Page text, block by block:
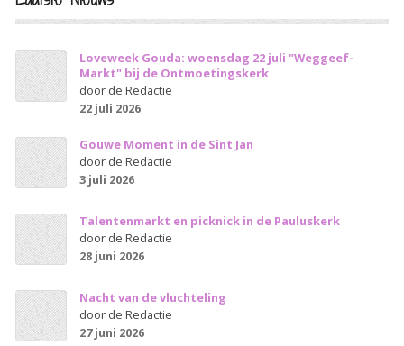
Loveweek Gouda: woensdag 22 juli "Weggeef-
Markt" bij de Ontmoetingskerk
door de Redactie
22 juli 2026
Gouwe Moment in de Sint Jan
door de Redactie
3 juli 2026
Talentenmarkt en picknick in de Pauluskerk
door de Redactie
28 juni 2026
Nacht van de vluchteling
door de Redactie
27 juni 2026